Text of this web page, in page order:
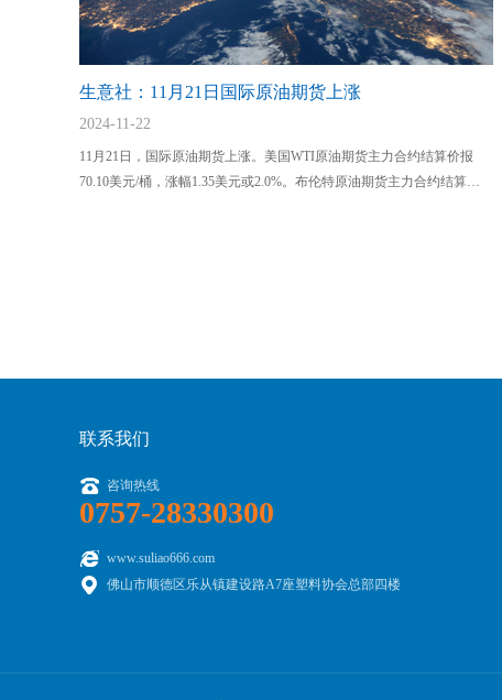
生意社：11月21日国际原油期货上涨
2024-11-22
11月21日，国际原油期货上涨。美国WTI原油期货主力合约结算价报
70.10美元/桶，涨幅1.35美元或2.0%。布伦特原油期货主力合约结算价
联系我们
咨询热线
0757-28330300
www.suliao666.com
佛山市顺德区乐从镇建设路A7座塑料协会总部四楼